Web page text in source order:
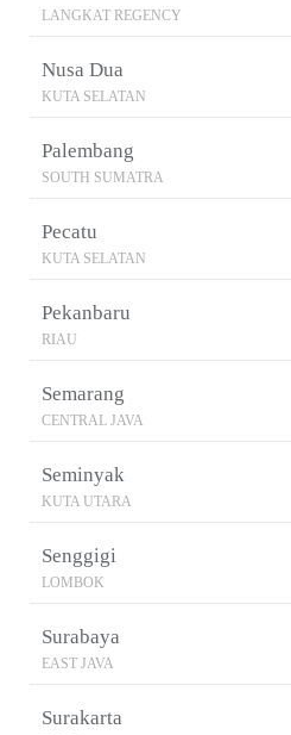
LANGKAT REGENCY
Nusa Dua
KUTA SELATAN
Palembang
SOUTH SUMATRA
Pecatu
KUTA SELATAN
Pekanbaru
RIAU
Semarang
CENTRAL JAVA
Seminyak
KUTA UTARA
Senggigi
LOMBOK
Surabaya
EAST JAVA
Surakarta